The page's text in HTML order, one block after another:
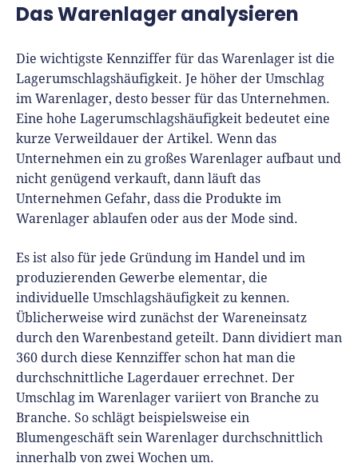
Das Warenlager analysieren
Die wichtigste Kennziffer für das Warenlager ist die
Lagerumschlagshäufigkeit. Je höher der Umschlag
im Warenlager, desto besser für das Unternehmen.
Eine hohe Lagerumschlagshäufigkeit bedeutet eine
kurze Verweildauer der Artikel. Wenn das
Unternehmen ein zu großes Warenlager aufbaut und
nicht genügend verkauft, dann läuft das
Unternehmen Gefahr, dass die Produkte im
Warenlager ablaufen oder aus der Mode sind.
Es ist also für jede Gründung im Handel und im
produzierenden Gewerbe elementar, die
individuelle Umschlagshäufigkeit zu kennen.
Üblicherweise wird zunächst der Wareneinsatz
durch den Warenbestand geteilt. Dann dividiert man
360 durch diese Kennziffer schon hat man die
durchschnittliche Lagerdauer errechnet. Der
Umschlag im Warenlager variiert von Branche zu
Branche. So schlägt beispielsweise ein
Blumengeschäft sein Warenlager durchschnittlich
innerhalb von zwei Wochen um.